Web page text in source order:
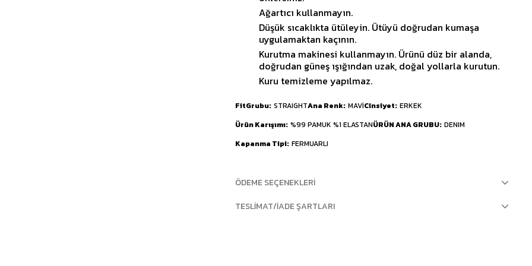
Ağartıcı kullanmayın.
Düşük sıcaklıkta ütüleyin. Ütüyü doğrudan kumaşa
uygulamaktan kaçının.
Kurutma makinesi kullanmayın. Ürünü düz bir alanda,
doğrudan güneş ışığından uzak, doğal yollarla kurutun.
Kuru temizleme yapılmaz.
FitGrubu STRAIGHTAna Renk MAVİCinsiyet ERKEK
Ürün Karışımı %99 PAMUK %1 ELASTANÜRÜN ANA GRUBU DENIM
Kapanma Tipi FERMUARLI
ÖDEME SEÇENEKLERI
TESLIMAT/İADE ŞARTLARI